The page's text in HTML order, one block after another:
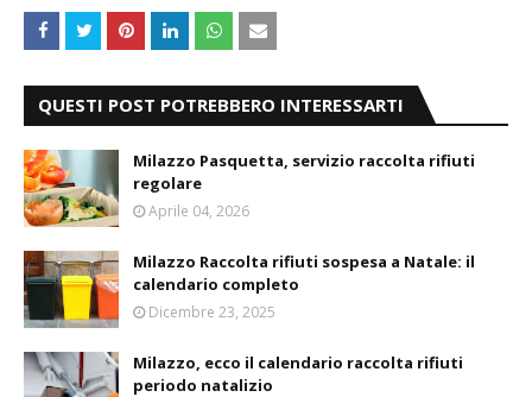
QUESTI POST POTREBBERO INTERESSARTI
Milazzo Pasquetta, servizio raccolta rifiuti
regolare
Aprile 04, 2026
Milazzo Raccolta rifiuti sospesa a Natale: il
calendario completo
Dicembre 23, 2025
Milazzo, ecco il calendario raccolta rifiuti
periodo natalizio